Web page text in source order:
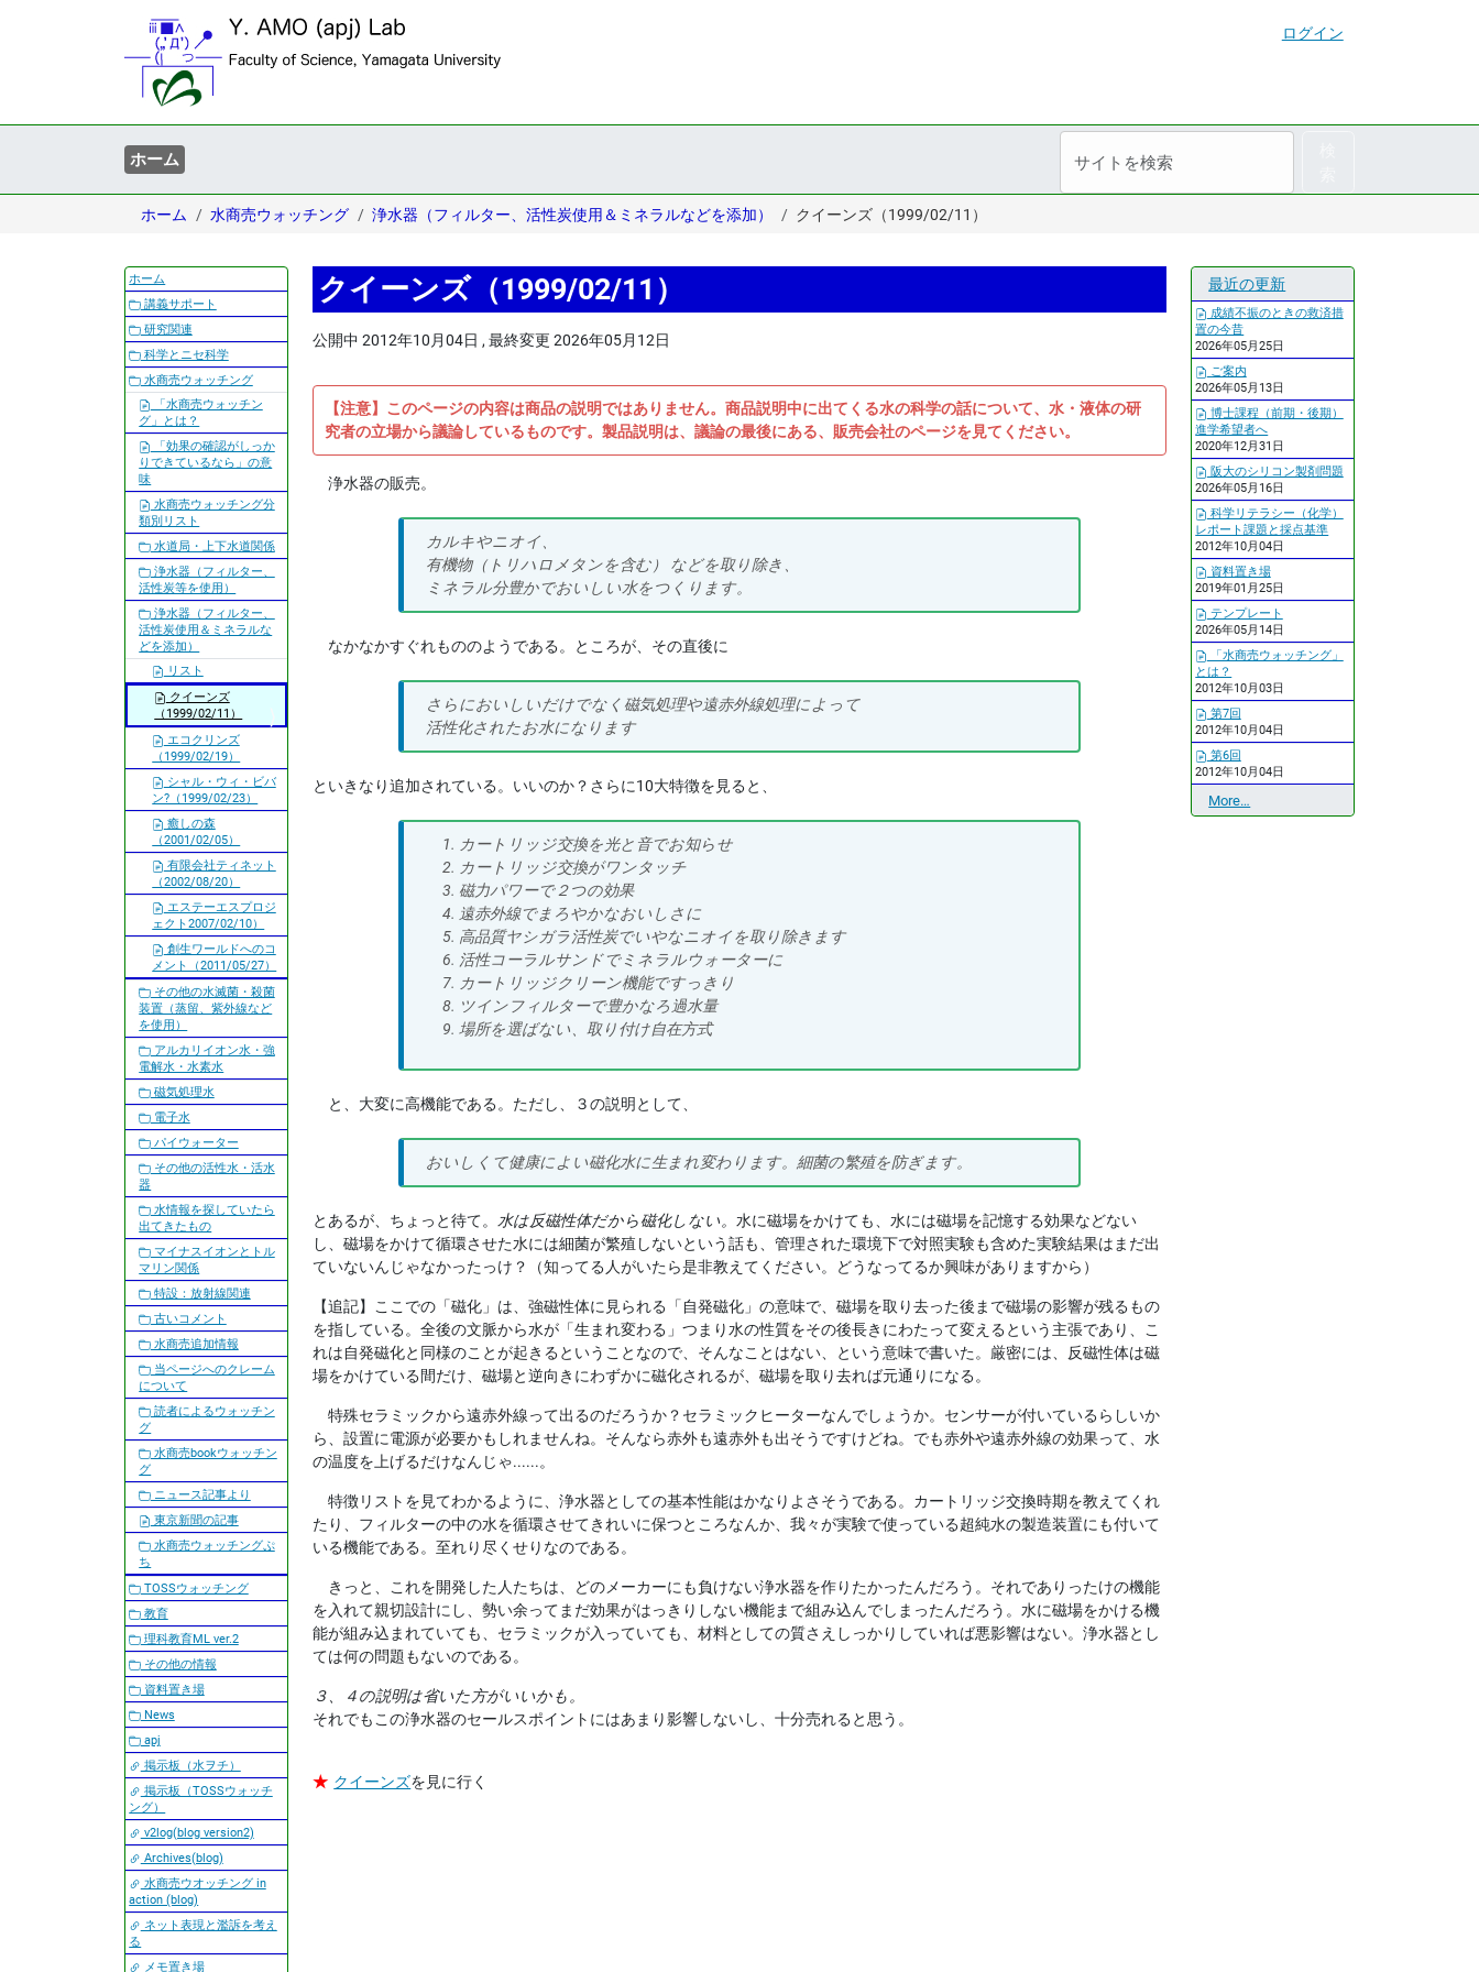
ログイン
ホーム
イ
ト
細
検
ホーム 水商売ウォッチング 浄水器（フィルター、活性炭使用＆ミネラルなどを添加） クイーンズ（1999/02/11）
クイーンズ（1999/02/11）
公開中 2012年10月04日 ,最終変更 2026年05月12日
【注意】このページの内容は商品の説明ではありません。商品説明中に出てくる水の科学の話について、水・液体の研
究者の立場から議論しているものです。製品説明は、議論の最後にある、販売会社のページを見てください。
浄水器の販売。
カルキやニオイ、
有機物（トリハロメタンを含む） などを取り除き、
ミネラル分豊かでおいしい水をつくります。
なかなかすぐれもののようである。ところが、その直後に
さらにおいしいだけでなく磁気処理や遠赤外線処理によって
活性化されたお水になります
といきなり追加されている。いいのか？さらに10大特徴を見ると、
カートリッジ交換を光と音でお知らせ
カートリッジ交換がワンタッチ
磁力パワーで２つの効果
遠赤外線でまろやかなおいしさに
高品質ヤシガラ活性炭でいやなニオイを取り除きます
活性コーラルサンドでミネラルウォーターに
カートリッジクリーン機能ですっきり
ツインフィルターで豊かなろ過水量
場所を選ばない、取り付け自在方式
と、大変に高機能である。ただし、３の説明として、
おいしくて健康によい磁化水に生まれ変わります。細菌の繁殖を防ぎます。
とあるが、ちょっと待て。水は反磁性体だから磁化しない。水に磁場をかけても、水には磁場を記憶する効果などない
し、磁場をかけて循環させた水には細菌が繁殖しないという話も、管理された環境下で対照実験も含めた実験結果はまだ出
ていないんじゃなかったっけ？（知ってる人がいたら是非教えてください。どうなってるか興味がありますから）
【追記】ここでの「磁化」は、強磁性体に見られる「自発磁化」の意味で、磁場を取り去った後まで磁場の影響が残るもの
を指している。全後の文脈から水が「生まれ変わる」つまり水の性質をその後長きにわたって変えるという主張であり、こ
れは自発磁化と同様のことが起きるということなので、そんなことはない、という意味で書いた。厳密には、反磁性体は磁
場をかけている間だけ、磁場と逆向きにわずかに磁化されるが、磁場を取り去れば元通りになる。
特殊セラミックから遠赤外線って出るのだろうか？セラミックヒーターなんでしょうか。センサーが付いているらしいか
ら、設置に電源が必要かもしれませんね。そんなら赤外も遠赤外も出そうですけどね。でも赤外や遠赤外線の効果って、水
の温度を上げるだけなんじゃ......。
特徴リストを見てわかるように、浄水器としての基本性能はかなりよさそうである。カートリッジ交換時期を教えてくれ
たり、フィルターの中の水を循環させてきれいに保つところなんか、我々が実験で使っている超純水の製造装置にも付いて
いる機能である。至れり尽くせりなのである。
きっと、これを開発した人たちは、どのメーカーにも負けない浄水器を作りたかったんだろう。それでありったけの機能
を入れて親切設計にし、勢い余ってまだ効果がはっきりしない機能まで組み込んでしまったんだろう。水に磁場をかける機
能が組み込まれていても、セラミックが入っていても、材料としての質さえしっかりしていれば悪影響はない。浄水器とし
ては何の問題もないのである。
３、４の説明は省いた方がいいかも。
それでもこの浄水器のセールスポイントにはあまり影響しないし、十分売れると思う。
★ クイーンズを見に行く
ナ
ビ
ゲ
ー
シ
ョ
ン
ホーム
講義サポート
研究関連
科学とニセ科学
水商売ウォッチング
「水商売ウォッチン
グ」とは？
「効果の確認がしっか
りできているなら」の意
味
水商売ウォッチング分
類別リスト
水道局・上下水道関係
浄水器（フィルター、
活性炭等を使用）
浄水器（フィルター、
活性炭使用＆ミネラルな
どを添加）
リスト
クイーンズ
（1999/02/11）
エコクリンズ
（1999/02/19）
シャル・ウィ・ビバ
ン?（1999/02/23）
癒しの森
（2001/02/05）
有限会社ティネット
（2002/08/20）
エステーエスプロジ
ェクト2007/02/10）
創生ワールドへのコ
メント（2011/05/27）
その他の水滅菌・殺菌
装置（蒸留、紫外線など
を使用）
アルカリイオン水・強
電解水・水素水
磁気処理水
電子水
パイウォーター
その他の活性水・活水
器
水情報を探していたら
出てきたもの
マイナスイオンとトル
マリン関係
特設：放射線関連
古いコメント
水商売追加情報
当ページへのクレーム
について
読者によるウォッチン
グ
水商売bookウォッチン
グ
ニュース記事より
東京新聞の記事
水商売ウォッチングぷ
ち
TOSSウォッチング
教育
理科教育ML ver.2
その他の情報
資料置き場
News
apj
掲示板（水ヲチ）
掲示板（TOSSウォッチ
ング）
v2log(blog version2)
Archives(blog)
水商売ウオッチング in
action (blog)
ネット表現と濫訴を考え
る
メモ置き場
最近の更新
成績不振のときの救済措
置の今昔
2026年05月25日
ご案内
2026年05月13日
博士課程（前期・後期）
進学希望者へ
2020年12月31日
阪大のシリコン製剤問題
2026年05月16日
科学リテラシー（化学）
レポート課題と採点基準
2012年10月04日
資料置き場
2019年01月25日
テンプレート
2026年05月14日
「水商売ウォッチング」
とは？
2012年10月03日
第7回
2012年10月04日
第6回
2012年10月04日
最
近
More…